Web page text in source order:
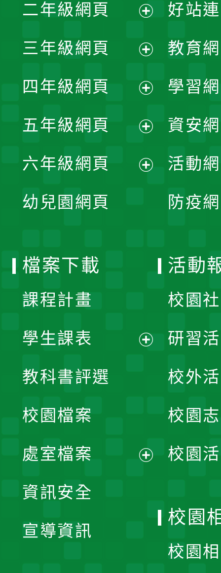
開
選
單
二年級網頁
開
選
單
三年級網頁
開
選
單
四年級網頁
開
選
五年級網頁
開
六年級網頁
幼兒園網頁
好站
教育
學習
資安
活動
防疫
檔案下載
課程計畫
學生課表
單
教科書評選
校園檔案
處室檔案
資訊安全
宣導資訊
活動
校園
研習
校外
校園
校園
校園
校園